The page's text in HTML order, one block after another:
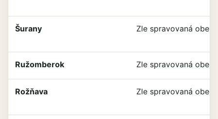
Šurany Zle spravovaná obec
Ružomberok Zle spravovaná obec
Rožňava Zle spravovaná obec